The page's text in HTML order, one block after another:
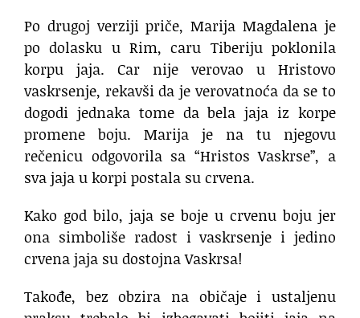
Po drugoj verziji priče, Marija Magdalena je
po dolasku u Rim, caru Tiberiju poklonila
korpu jaja. Car nije verovao u Hristovo
vaskrsenje, rekavši da je verovatnoća da se to
dogodi jednaka tome da bela jaja iz korpe
promene boju. Marija je na tu njegovu
rečenicu odgovorila sa “Hristos Vaskrse”, a
sva jaja u korpi postala su crvena.
Kako god bilo, jaja se boje u crvenu boju jer
ona simboliše radost i vaskrsenje i jedino
crvena jaja su dostojna Vaskrsa!
Takođe, bez obzira na običaje i ustaljenu